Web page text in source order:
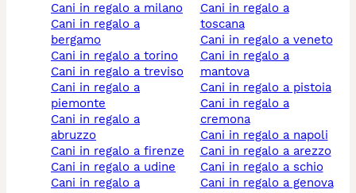
cani in regalo a milano
cani in regalo a
bergamo
cani in regalo a torino
cani in regalo a treviso
cani in regalo a
piemonte
cani in regalo a
abruzzo
cani in regalo a firenze
cani in regalo a udine
cani in regalo a
cani in regalo a
toscana
cani in regalo a veneto
cani in regalo a
mantova
cani in regalo a pistoia
cani in regalo a
cremona
cani in regalo a napoli
cani in regalo a arezzo
cani in regalo a schio
cani in regalo a genova